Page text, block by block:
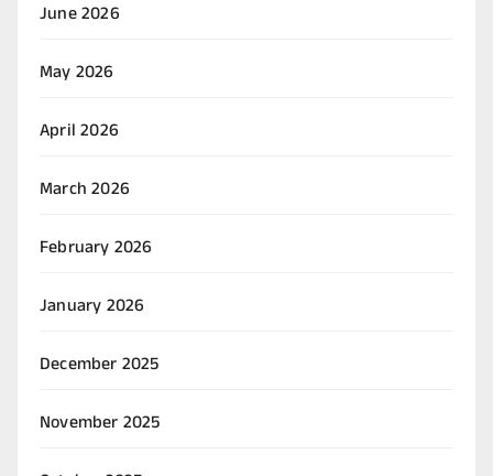
June 2026
May 2026
April 2026
March 2026
February 2026
January 2026
December 2025
November 2025